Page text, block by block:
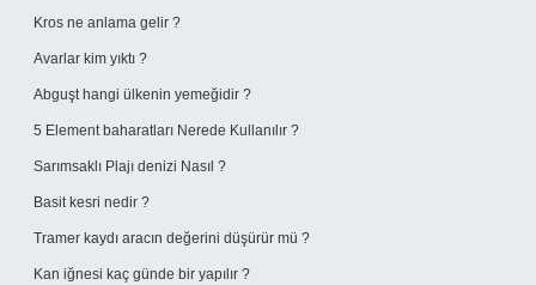
Kros ne anlama gelir ?
Avarlar kim yıktı ?
Abguşt hangi ülkenin yemeğidir ?
5 Element baharatları Nerede Kullanılır ?
Sarımsaklı Plajı denizi Nasıl ?
Basit kesri nedir ?
Tramer kaydı aracın değerini düşürür mü ?
Kan iğnesi kaç günde bir yapılır ?